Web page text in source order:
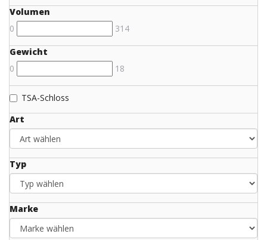
Volumen
0
314
Gewicht
0
18
TSA-Schloss
Art
Typ
Marke